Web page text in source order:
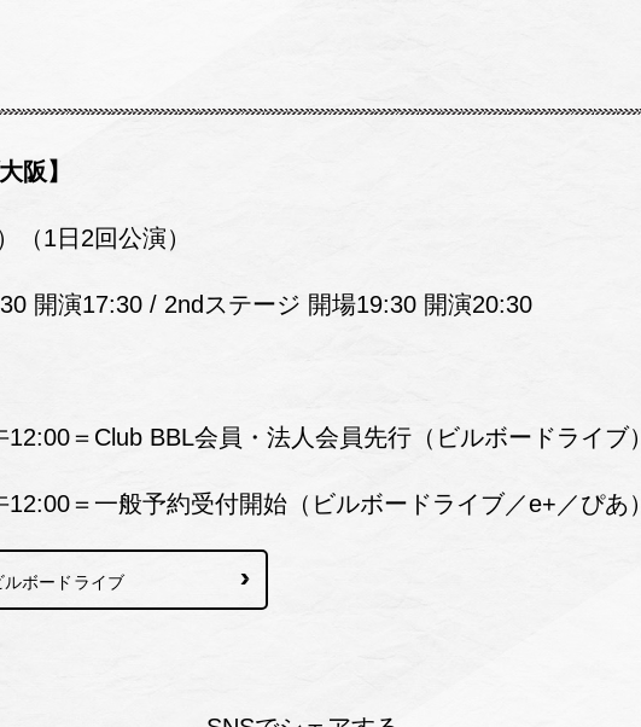
阪】
（1日2回公演）
開演17:30 / 2ndステージ 開場19:30 開演20:30
＝Club BBL会員・法人会員先行（ビルボードライブ）
＝一般予約受付開始（ビルボードライブ／e+／ぴあ）
ルボードライブ